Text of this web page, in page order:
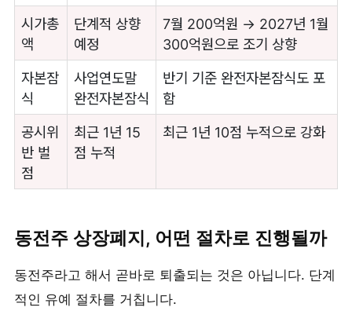
시가총
액
단계적 상향
예정
7월 200억원 → 2027년 1월
300억원으로 조기 상향
자본잠
식
사업연도말
완전자본잠식
반기 기준 완전자본잠식도 포
함
공시위
반 벌
점
최근 1년 15
점 누적
최근 1년 10점 누적으로 강화
동전주 상장폐지, 어떤 절차로 진행될까
동전주라고 해서 곧바로 퇴출되는 것은 아닙니다. 단계
적인 유예 절차를 거칩니다.